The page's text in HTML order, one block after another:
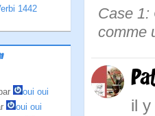
1442
oui oui
oui oui
Case 1:
comme
il y